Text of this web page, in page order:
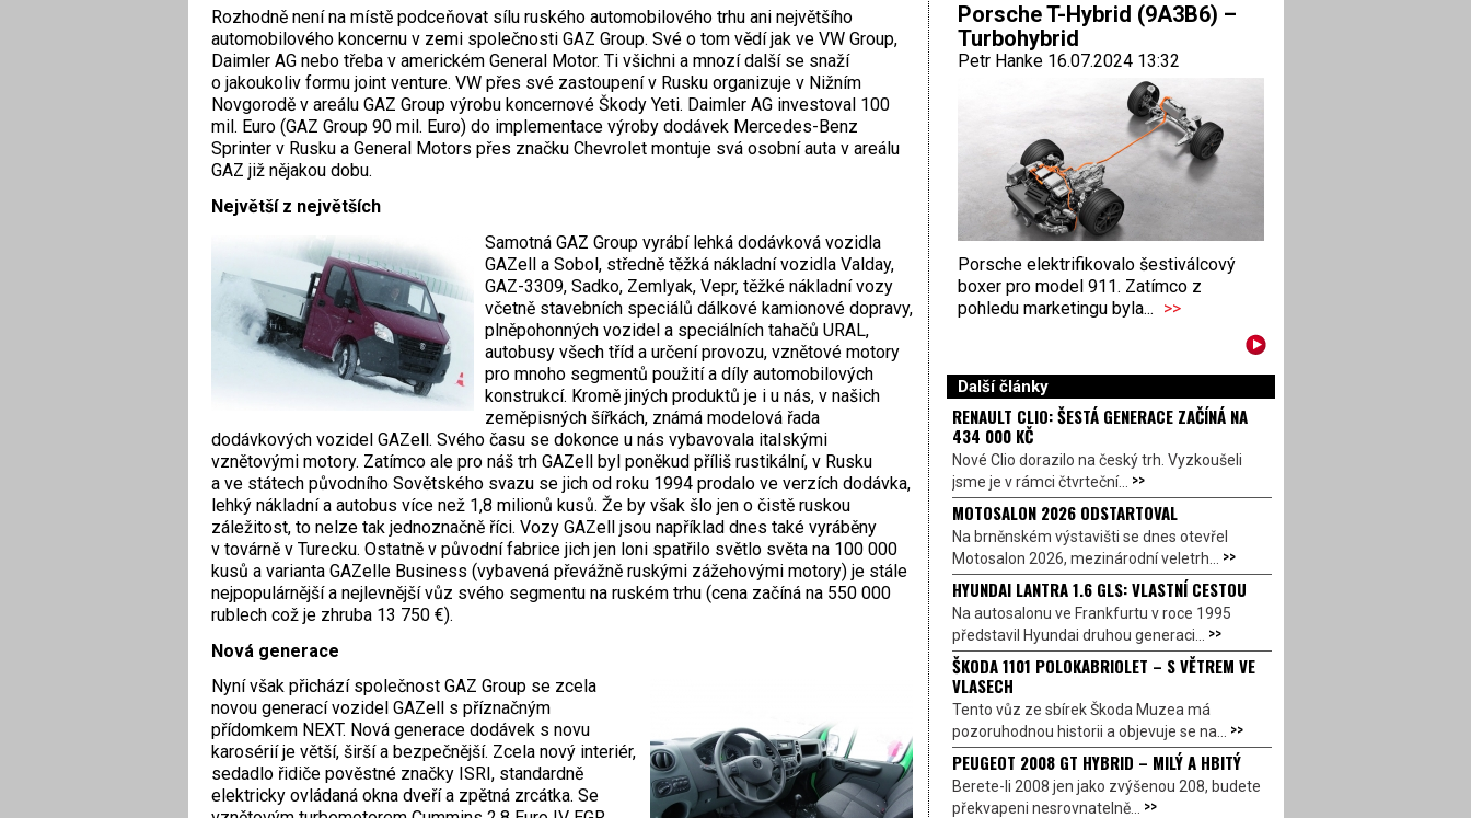
Rozhodně není na místě podceňovat sílu ruského automobilového trhu ani největšího
automobilového koncernu v zemi společnosti GAZ Group. Své o tom vědí jak ve VW Group,
Daimler AG nebo třeba v americkém General Motor. Ti všichni a mnozí další se snaží
o jakoukoliv formu joint venture. VW přes své zastoupení v Rusku organizuje v Nižním
Novgorodě v areálu GAZ Group výrobu koncernové Škody Yeti. Daimler AG investoval 100
mil. Euro (GAZ Group 90 mil. Euro) do implementace výroby dodávek Mercedes-Benz
Sprinter v Rusku a General Motors přes značku Chevrolet montuje svá osobní auta v areálu
GAZ již nějakou dobu.
Největší z největších
Samotná GAZ Group vyrábí lehká dodávková vozidla
GAZell a Sobol, středně těžká nákladní vozidla Valday,
GAZ-3309, Sadko, Zemlyak, Vepr, těžké nákladní vozy
včetně stavebních speciálů dálkové kamionové dopravy,
plněpohonných vozidel a speciálních tahačů URAL,
autobusy všech tříd a určení provozu, vznětové motory
pro mnoho segmentů použití a díly automobilových
konstrukcí. Kromě jiných produktů je i u nás, v našich
zeměpisných šířkách, známá modelová řada
dodávkových vozidel GAZell. Svého času se dokonce u nás vybavovala italskými
vznětovými motory. Zatímco ale pro náš trh GAZell byl poněkud příliš rustikální, v Rusku
a ve státech původního Sovětského svazu se jich od roku 1994 prodalo ve verzích dodávka,
lehký nákladní a autobus více než 1,8 milionů kusů. Že by však šlo jen o čistě ruskou
záležitost, to nelze tak jednoznačně říci. Vozy GAZell jsou například dnes také vyráběny
v továrně v Turecku. Ostatně v původní fabrice jich jen loni spatřilo světlo světa na 100 000
kusů a varianta GAZelle Business (vybavená převážně ruskými zážehovými motory) je stále
nejpopulárnější a nejlevnější vůz svého segmentu na ruském trhu (cena začíná na 550 000
rublech což je zhruba 13 750 €).
Nová generace
Nyní však přichází společnost GAZ Group se zcela
novou generací vozidel GAZell s příznačným
přídomkem NEXT. Nová generace dodávek s novu
karosérií je větší, širší a bezpečnější. Zcela nový interiér,
sedadlo řidiče pověstné značky ISRI, standardně
elektricky ovládaná okna dveří a zpětná zrcátka. Se
Porsche T-Hybrid (9A3B6) –
Turbohybrid
Petr Hanke 16.07.2024 13:32
Porsche elektrifikovalo šestiválcový
boxer pro model 911. Zatímco z
pohledu marketingu byla... >>
Další články
RENAULT CLIO: ŠESTÁ GENERACE ZAČÍNÁ NA
434 000 KČ
Nové Clio dorazilo na český trh. Vyzkoušeli
jsme je v rámci čtvrteční... >>
MOTOSALON 2026 ODSTARTOVAL
Na brněnském výstavišti se dnes otevřel
Motosalon 2026, mezinárodní veletrh... >>
HYUNDAI LANTRA 1.6 GLS: VLASTNÍ CESTOU
Na autosalonu ve Frankfurtu v roce 1995
představil Hyundai druhou generaci... >>
ŠKODA 1101 POLOKABRIOLET – S VĚTREM VE
VLASECH
Tento vůz ze sbírek Škoda Muzea má
pozoruhodnou historii a objevuje se na... >>
PEUGEOT 2008 GT HYBRID – MILÝ A HBITÝ
Berete-li 2008 jen jako zvýšenou 208, budete
překvapeni nesrovnatelně... >>